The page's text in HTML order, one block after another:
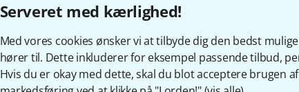
Serveret med kærlighed!
Med vores cookies ønsker vi at tilbyde dig den bedst
hører til. Dette inkluderer for eksempel passende tilbud,
Hvis du er okay med dette, skal du blot acceptere brugen
DoepferA-110-4 Thru